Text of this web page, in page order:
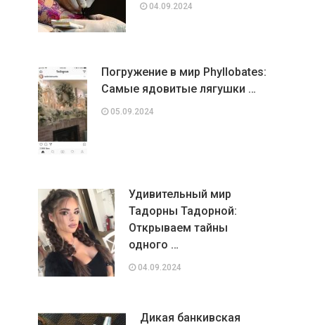
04.09.2024
Погружение в мир Phyllobates:
Самые ядовитые лягушки …
05.09.2024
Удивительный мир
Тадорны Тадорной:
Открываем тайны
одного …
04.09.2024
Дикая банкивская